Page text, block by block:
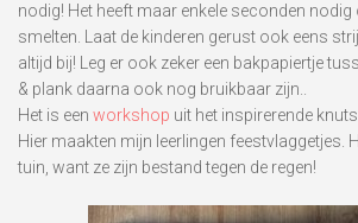
nodig! Het heeft maar enkele seconden nodig
smelten. Laat de kinderen gerust ook eens
altijd bij! Leg er ook zeker een bakpapiertje
& plank daarna ook nog bruikbaar zijn..
Het is een workshop uit het inspirerende
Hier maakten mijn leerlingen feestvlaggetjes.
tuin, want ze zijn bestand tegen de regen!